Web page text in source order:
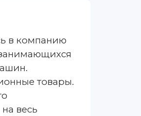
в компанию
товары.
весь